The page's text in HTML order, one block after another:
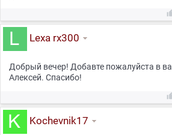
Lexa rx300
Добрый вечер! Добавте пожалуйста в
Алексей. Спасибо!
Kochevnik17